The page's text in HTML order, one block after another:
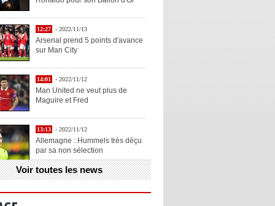
12:27 - 2022/11/13
Arsenal prend 5 points d'avance
sur Man City
14:01 - 2022/11/12
Man United ne veut plus de
Maguire et Fred
13:13 - 2022/11/12
Allemagne : Hummels très déçu
par sa non sélection
13:11 - 2022/11/12
Henry explique la chose qu'il
Voir toutes les news